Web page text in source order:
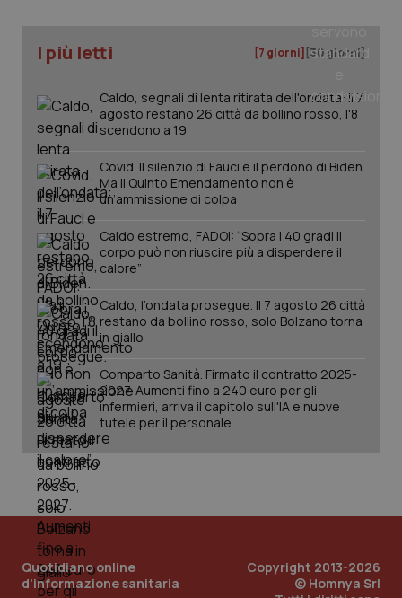
I più letti [7 giorni] [30 giorni]
Caldo, segnali di lenta ritirata dell'ondata: il 7
agosto restano 26 città da bollino rosso, l'8
scendono a 19
Covid. Il silenzio di Fauci e il perdono di Biden.
Ma il Quinto Emendamento non è
un’ammissione di colpa
Caldo estremo, FADOI: “Sopra i 40 gradi il
corpo può non riuscire più a disperdere il
calore”
Caldo, l’ondata prosegue. Il 7 agosto 26 città
restano da bollino rosso, solo Bolzano torna
in giallo
Comparto Sanità. Firmato il contratto 2025-
2027. Aumenti fino a 240 euro per gli
infermieri, arriva il capitolo sull'IA e nuove
tutele per il personale
Quotidiano online
d'informazione sanitaria
Copyright 2013-2026
© Homnya Srl
PHPSESSID
PHP.net
www.quotidianosanita.it